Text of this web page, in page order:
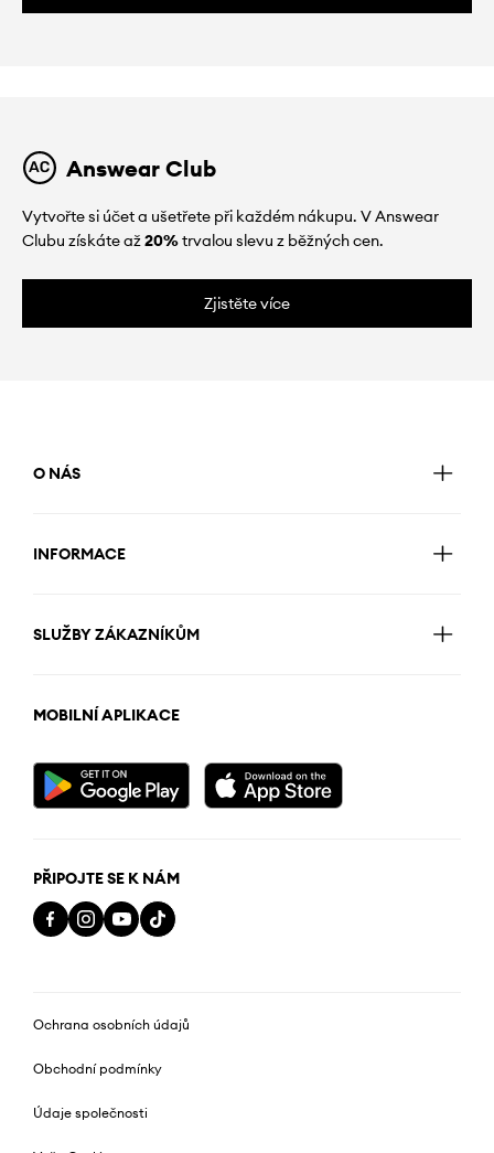
Answear Club
Vytvořte si účet a ušetřete při každém nákupu. V Answear
Clubu získáte až20%trvalou slevu z běžných cen.
Zjistěte více
O NÁS
INFORMACE
SLUŽBY ZÁKAZNÍKŮM
MOBILNÍ APLIKACE
PŘIPOJTE SE K NÁM
Ochrana osobních údajů
Obchodní podmínky
Údaje společnosti